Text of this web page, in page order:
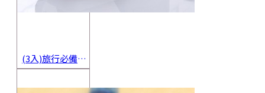
(3入)旅行必備密封香皂收納盒 方便攜帶防水海綿肥皂盒 香皂盒